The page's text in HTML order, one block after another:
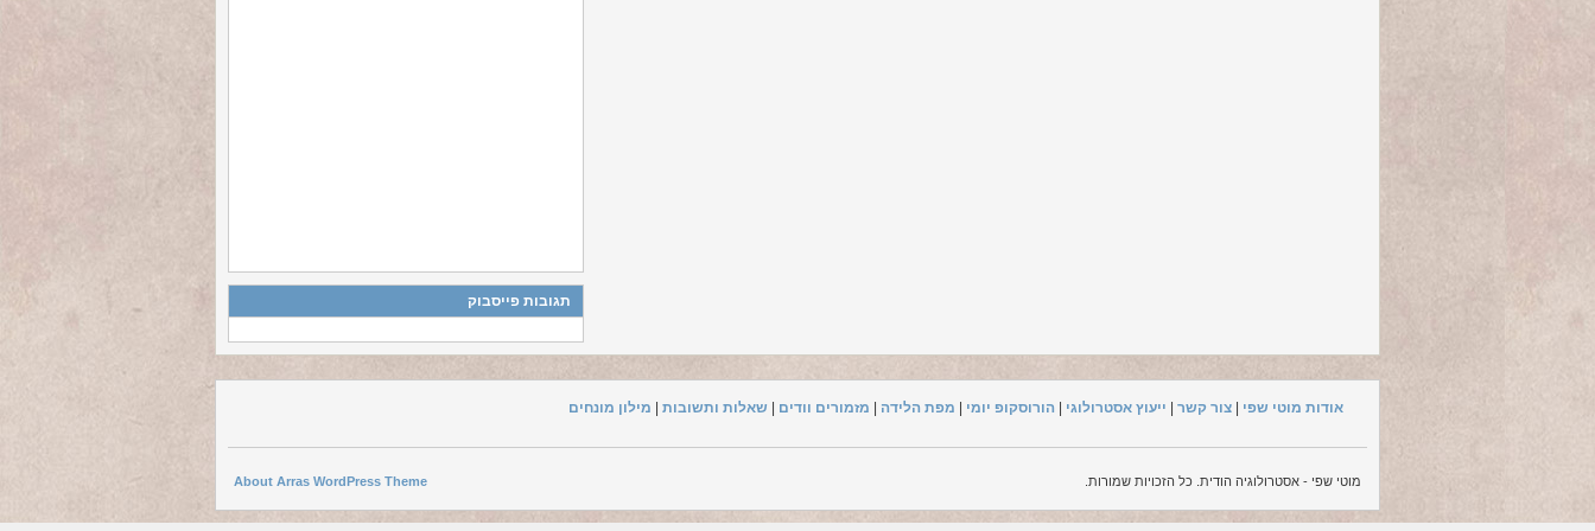
תגובות פייסבוק
אודות מוטי שפי צור קשר ייעוץ אסטרולוגי הורוסקופ יומי מפת הלידה מזמורים וודים שאלות ותשובות מילון מונחים
About Arras WordPress Theme מוטי שפי - אסטרולוגיה הודית. כל הזכויות שמורות.